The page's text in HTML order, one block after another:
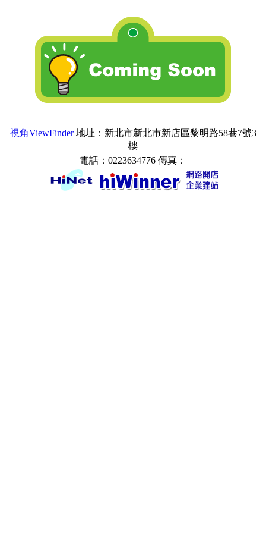
視角ViewFinder地址：新北市新北市新店區黎明路58巷7號3
樓
電話：0223634776 傳真：